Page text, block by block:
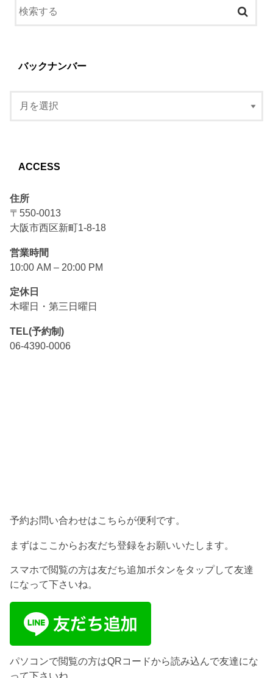
バックナンバー
ACCESS
住所
〒550-0013
大阪市西区新町1-8-18
営業時間
10:00 AM – 20:00 PM
定休日
木曜日・第三日曜日
TEL(予約制)
06-4390-0006
予約お問い合わせはこちらが便利です。
まずはここからお友だち登録をお願いいたします。
スマホで閲覧の方は友だち追加ボタンをタップして友達
になって下さいね。
パソコンで閲覧の方はQRコードから読み込んで友達にな
って下さいね